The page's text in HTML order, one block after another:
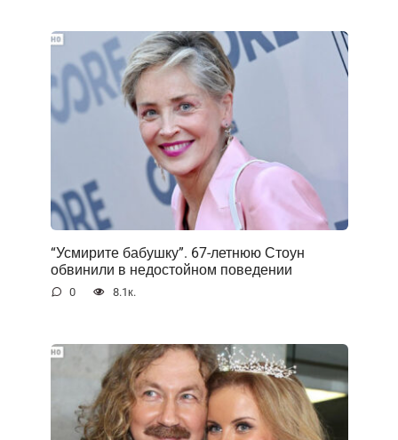
“Усмирите бабушку”. 67-летнюю Стоун
обвинили в недостойном поведении
0 8.1к.